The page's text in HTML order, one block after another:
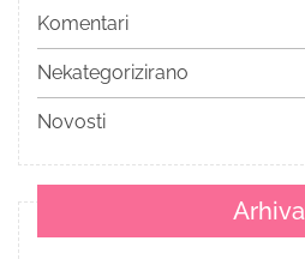
Komentari
Nekategorizirano
Novosti
Arhiva